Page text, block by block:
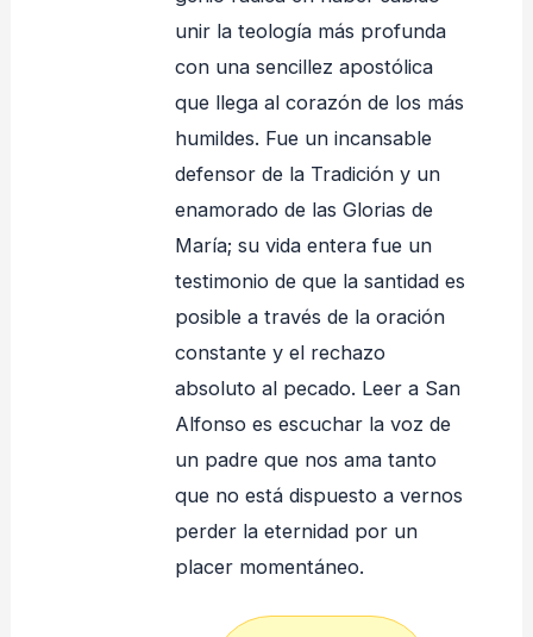
unir la teología más profunda
con una sencillez apostólica
que llega al corazón de los más
humildes. Fue un incansable
defensor de la Tradición y un
enamorado de las Glorias de
María; su vida entera fue un
testimonio de que la santidad es
posible a través de la oración
constante y el rechazo
absoluto al pecado. Leer a San
Alfonso es escuchar la voz de
un padre que nos ama tanto
que no está dispuesto a vernos
perder la eternidad por un
placer momentáneo.